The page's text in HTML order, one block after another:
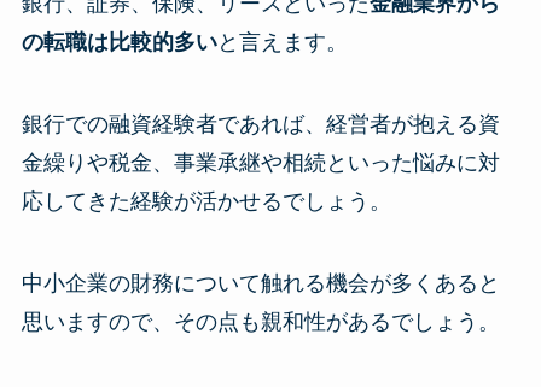
の転職は比較的多いと言えます。
銀行での融資経験者であれば、経営者が抱える資
金繰りや税金、事業承継や相続といった悩みに対
応してきた経験が活かせるでしょう。
中小企業の財務について触れる機会が多くあると
思いますので、その点も親和性があるでしょう。